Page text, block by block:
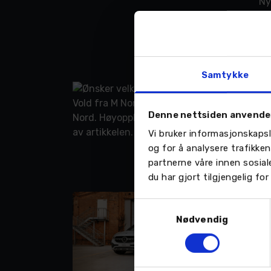
Samtykke
Denne nettsiden
Vi bruker
og for å analysere
partnerne våre innen
du har gjort tilgjengelig for
Nødvendig